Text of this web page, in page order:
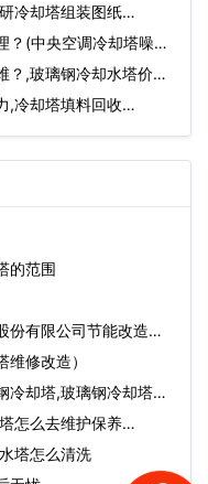
冷却塔组装图纸…
？(中央空调冷却塔噪音
？,玻璃钢冷却水塔价
,冷却塔填料回收…
的范围
份有限公司节能改造工
修改造）
冷却塔,玻璃钢冷却塔参
怎么去维护保养…
塔怎么清洗